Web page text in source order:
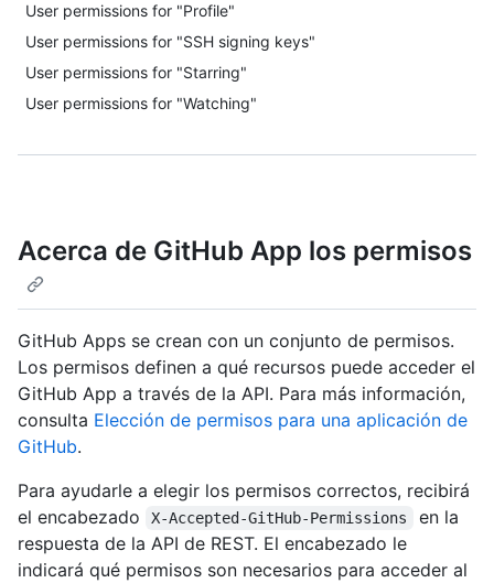
User permissions for "Profile"
User permissions for "SSH signing keys"
User permissions for "Starring"
User permissions for "Watching"
Acerca de GitHub App los permisos
GitHub Apps se crean con un conjunto de permisos.
Los permisos definen a qué recursos puede acceder el
GitHub App a través de la API. Para más información,
consulta Elección de permisos para una aplicación de
GitHub.
Para ayudarle a elegir los permisos correctos, recibirá
el encabezado
X-Accepted-GitHub-Permissions
en la
respuesta de la API de REST. El encabezado le
indicará qué permisos son necesarios para acceder al